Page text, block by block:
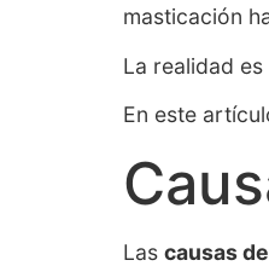
masticación
La realidad
En este
Las causas